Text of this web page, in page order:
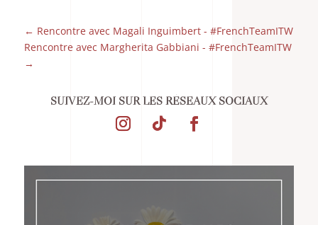
← Rencontre avec Magali Inguimbert - #FrenchTeamITW
Rencontre avec Margherita Gabbiani - #FrenchTeamITW
→
SUIVEZ-MOI SUR LES RÉSEAUX SOCIAUX